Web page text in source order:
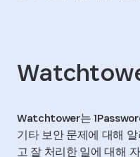
Watchtower는
기타 보안 문제에 대해
고 잘 처리한 일에 대해